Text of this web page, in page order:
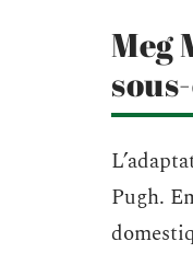
Meg
Pugh.